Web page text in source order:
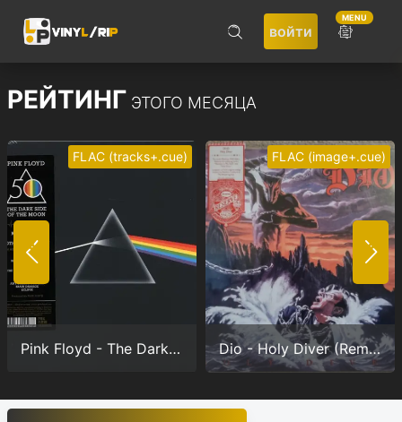
войти
Не запоминать меня
ВОЙТИ
Регистрация
MENU
ПОИСК
РЕЙТИНГ ЭТОГО МЕСЯЦА
FLAC (tracks+.cue)
Pink Floyd - The Dark Side Of The Moon (Anniversary version) (24/192.0)
FLAC (image+.cue)
Dio - Holy Diver (Remastered) (24/96.0)